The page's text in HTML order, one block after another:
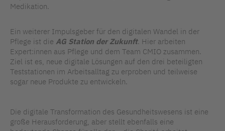
Medikation.
Ein weiterer Impulsgeber für den digitalen Wandel in der
Pflege ist die AG Station der Zukunft. Hier arbeiten
Expert:innen aus Pflege und dem Team CMIO zusammen.
Ziel ist es, neue digitale Lösungen auf den drei beteiligten
Teststationen im Arbeitsalltag zu erproben und teilweise
sogar neue Produkte zu entwickeln.
Die digitale Transformation des Gesundheitswesens ist eine
große Herausforderung, aber stellt ebenfalls eine